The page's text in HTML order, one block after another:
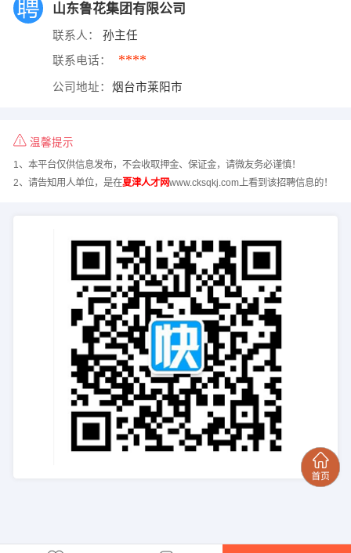
山东鲁花集团有限公司
联系人： 孙主任
联系电话： ****
公司地址： 烟台市莱阳市
温馨提示
1、本平台仅供信息发布，不会收取押金、保证金，请微友务必谨慎！
2、请告知用人单位，是在夏津人才网www.cksqkj.com上看到该招聘信息的！